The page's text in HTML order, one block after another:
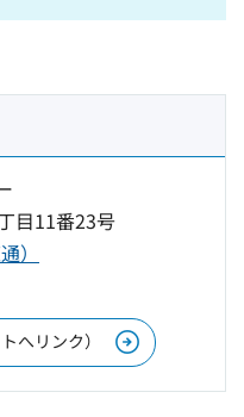
目11番23号
）
へリンク）